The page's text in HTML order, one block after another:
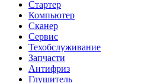
Стартер
Компьютер
Сканер
Сервис
Техобслуживание
Запчасти
Антифриз
Глушитель